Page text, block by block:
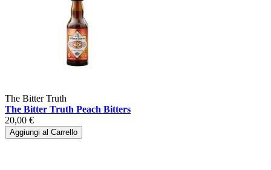
The Bitter Truth
The Bitter Truth Peach Bitters
20,00 €
Aggiungi al Carrello